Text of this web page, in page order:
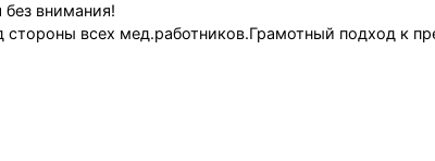
без внимания!
стороны всех мед.работников.Грамотный подход к